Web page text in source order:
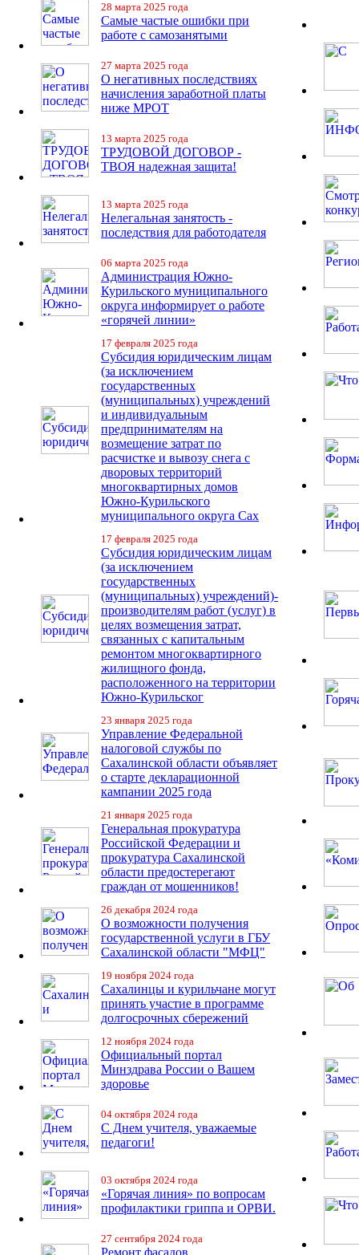
28 марта 2025 года
Самые частые ошибки при
работе с самозанятыми
27 марта 2025 года
О негативных последствиях
начисления заработной платы
ниже МРОТ
13 марта 2025 года
ТРУДОВОЙ ДОГОВОР -
ТВОЯ надежная защита!
13 марта 2025 года
Нелегальная занятость -
последствия для работодателя
06 марта 2025 года
Администрация Южно-
Курильского муниципального
округа информирует о работе
«горячей линии»
17 февраля 2025 года
Субсидия юридическим лицам
(за исключением
государственных
(муниципальных) учреждений
и индивидуальным
предпринимателям на
возмещение затрат по
расчистке и вывозу снега с
дворовых территорий
многоквартирных домов
Южно-Курильского
муниципального округа Сах
17 февраля 2025 года
Субсидия юридическим лицам
(за исключением
государственных
(муниципальных) учреждений)-
производителям работ (услуг) в
целях возмещения затрат,
связанных с капитальным
ремонтом многоквартирного
жилищного фонда,
расположенного на территории
Южно-Курильског
23 января 2025 года
Управление Федеральной
налоговой службы по
Сахалинской области объявляет
о старте декларационной
кампании 2025 года
21 января 2025 года
Генеральная прокуратура
Российской Федерации и
прокуратура Сахалинской
области предостерегают
граждан от мошенников!
26 декабря 2024 года
О возможности получения
государственной услуги в ГБУ
Сахалинской области "МФЦ"
19 ноября 2024 года
Сахалинцы и курильчане могут
принять участие в программе
долгосрочных сбережений
12 ноября 2024 года
Официальный портал
Минздрава России о Вашем
здоровье
04 октября 2024 года
С Днем учителя, уважаемые
педагоги!
03 октября 2024 года
«Горячая линия» по вопросам
профилактики гриппа и ОРВИ.
27 сентября 2024 года
Ремонт фасадов